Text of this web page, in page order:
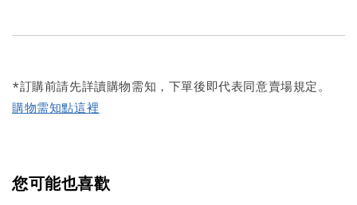
*訂購前請先詳讀購物需知，下單後即代表同意賣場規定。
購物需知點這裡
您可能也喜歡